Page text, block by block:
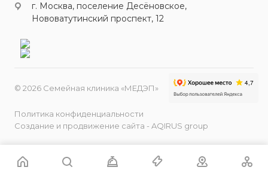
г. Москва, поселение Десёновское,
Нововатутинский проспект, 12
© 2026 Семейная клиника «МЕДЭП»
Политика конфиденциальности
Создание и продвижение сайта - AQIRUS group